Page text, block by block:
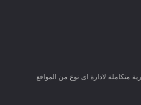
متكاملة لادارة اى نوع من المواقع